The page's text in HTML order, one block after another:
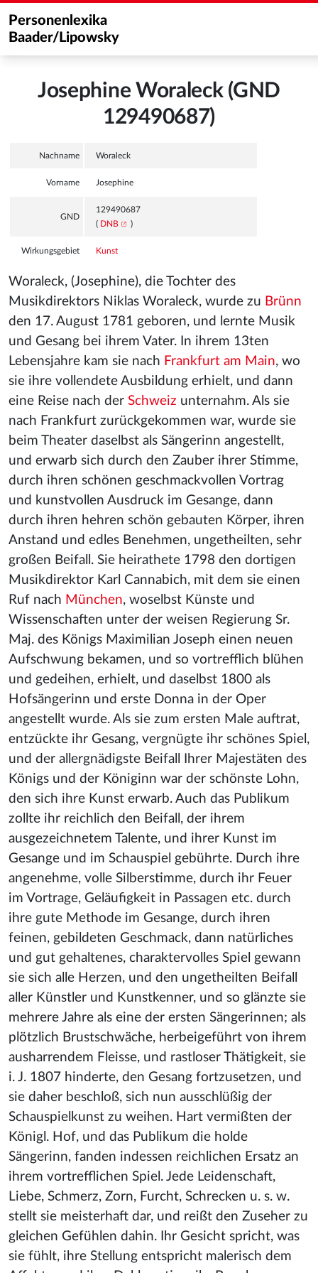
Personenlexika
Baader/Lipowsky
Josephine Woraleck (GND
129490687)
Nachname Woraleck
Vorname Josephine
GND
129490687
( DNB )
Wirkungsgebiet Kunst
Woraleck, (Josephine), die Tochter des
Musikdirektors Niklas Woraleck, wurde zu Brünn
den 17. August 1781 geboren, und lernte Musik
und Gesang bei ihrem Vater. In ihrem 13ten
Lebensjahre kam sie nach Frankfurt am Main, wo
sie ihre vollendete Ausbildung erhielt, und dann
eine Reise nach der Schweiz unternahm. Als sie
nach Frankfurt zurückgekommen war, wurde sie
beim Theater daselbst als Sängerinn angestellt,
und erwarb sich durch den Zauber ihrer Stimme,
durch ihren schönen geschmackvollen Vortrag
und kunstvollen Ausdruck im Gesange, dann
durch ihren hehren schön gebauten Körper, ihren
Anstand und edles Benehmen, ungetheilten, sehr
großen Beifall. Sie heirathete 1798 den dortigen
Musikdirektor Karl Cannabich, mit dem sie einen
Ruf nach München, woselbst Künste und
Wissenschaften unter der weisen Regierung Sr.
Maj. des Königs Maximilian Joseph einen neuen
Aufschwung bekamen, und so vortrefflich blühen
und gedeihen, erhielt, und daselbst 1800 als
Hofsängerinn und erste Donna in der Oper
angestellt wurde. Als sie zum ersten Male auftrat,
entzückte ihr Gesang, vergnügte ihr schönes Spiel,
und der allergnädigste Beifall Ihrer Majestäten des
Königs und der Königinn war der schönste Lohn,
den sich ihre Kunst erwarb. Auch das Publikum
zollte ihr reichlich den Beifall, der ihrem
ausgezeichnetem Talente, und ihrer Kunst im
Gesange und im Schauspiel gebührte. Durch ihre
angenehme, volle Silberstimme, durch ihr Feuer
im Vortrage, Geläufigkeit in Passagen etc. durch
ihre gute Methode im Gesange, durch ihren
feinen, gebildeten Geschmack, dann natürliches
und gut gehaltenes, charaktervolles Spiel gewann
sie sich alle Herzen, und den ungetheilten Beifall
aller Künstler und Kunstkenner, und so glänzte sie
mehrere Jahre als eine der ersten Sängerinnen; als
plötzlich Brustschwäche, herbeigeführt von ihrem
ausharrendem Fleisse, und rastloser Thätigkeit, sie
i. J. 1807 hinderte, den Gesang fortzusetzen, und
sie daher beschloß, sich nun ausschlüßig der
Schauspielkunst zu weihen. Hart vermißten der
Königl. Hof, und das Publikum die holde
Sängerinn, fanden indessen reichlichen Ersatz an
ihrem vortrefflichen Spiel. Jede Leidenschaft,
Liebe, Schmerz, Zorn, Furcht, Schrecken u. s. w.
stellt sie meisterhaft dar, und reißt den Zuseher zu
gleichen Gefühlen dahin. Ihr Gesicht spricht, was
sie fühlt, ihre Stellung entspricht malerisch dem